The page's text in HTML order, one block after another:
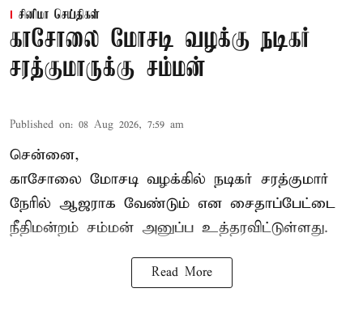
சினிமா செய்திகள்
காசோலை மோசடி வழக்கு நடிகர்
சரத்குமாருக்கு சம்மன்
Published on: 08 Aug 2026, 7:59 am
சென்னை,
காசோலை மோசடி வழக்கில் நடிகர் சரத்குமார்
நேரில் ஆஜராக வேண்டும் என சைதாப்பேட்டை
நீதிமன்றம் சம்மன் அனுப்ப உத்தரவிட்டுள்ளது.
Read More